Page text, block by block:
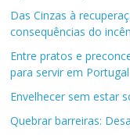
Das Cinzas à
consequências do
Entre pratos e
para servir em Portugal
Envelhecer sem estar
Quebrar barreiras: